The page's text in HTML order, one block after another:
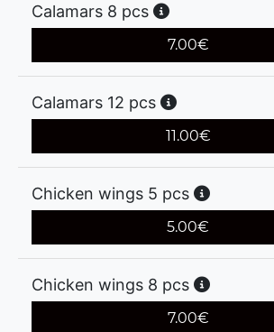
Calamars 8 pcs
7.00€
Calamars 12 pcs
11.00€
Chicken wings 5 pcs
5.00€
Chicken wings 8 pcs
7.00€